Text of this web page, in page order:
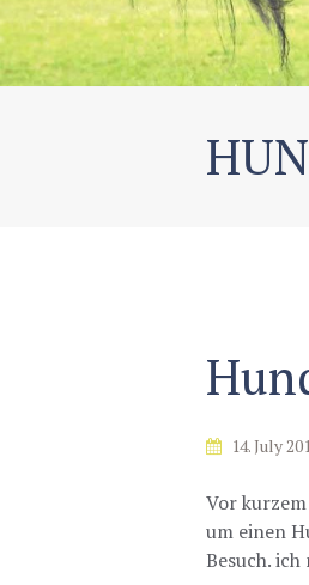
14. July
Vor
um einen
Besuch.